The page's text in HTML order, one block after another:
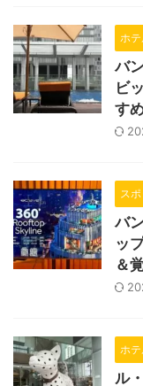
ホテ
バ
ビ
す
スポ
バ
ッ
＆
ホテ
ル